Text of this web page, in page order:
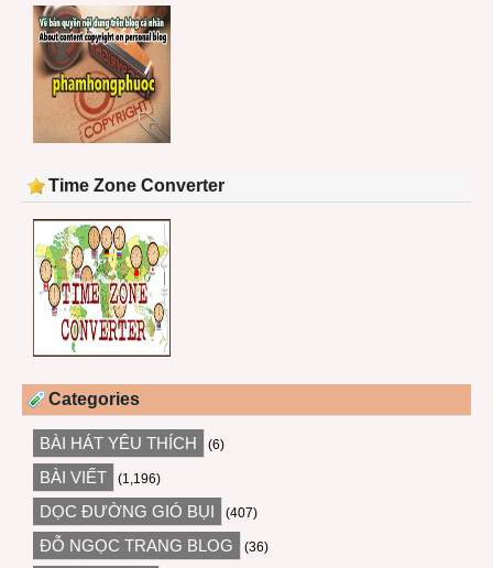
Time Zone Converter
Categories
BÀI HÁT YÊU THÍCH (6)
BÀI VIẾT (1,196)
DỌC ĐƯỜNG GIÓ BỤI (407)
ĐỖ NGỌC TRANG BLOG (36)